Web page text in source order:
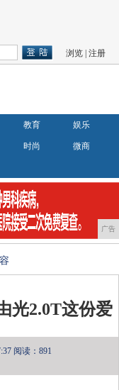
浏览 |注册
教育 娱乐
时尚 微商
广告
光2.0T这份爱
阅读：891